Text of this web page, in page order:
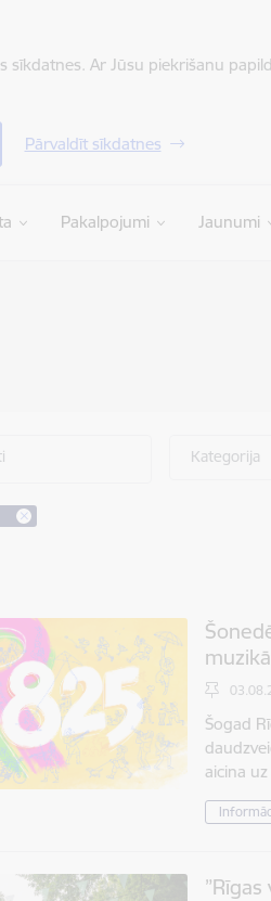
Ar Jūsu piekrišanu
Pārvaldīt sīkdatnes
Pakalpojumi Jaunumi
Kategorija
Šogad
aicina